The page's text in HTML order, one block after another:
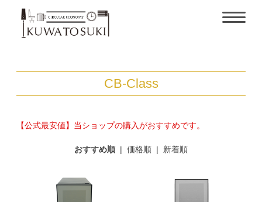
CB-Class
【公式最安値】当ショップの購入がおすすめです。
おすすめ順 | 価格順 | 新着順